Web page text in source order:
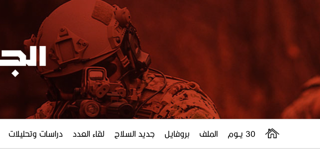
30 يــوم الملف بروفايل جديد السلاح لقاء العدد دراسات وتحليلات